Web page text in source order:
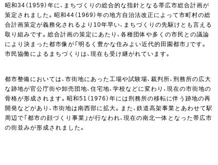
昭和34（1959）年に、まちづくりの総合的な指針となる帯広市総合計画が
策定されました。昭和44（1969）年の地方自治法改正によって市町村の総
合計画策定が義務化されるより10年早い、まちづくりの先駆けとも言える
取り組みです。総合計画の策定にあたり、各種団体や多くの市民との議論
により決まった都市像が「明るく豊かな住みよい近代的田園都市」です。
市民協働によるまちづくりは、現在も受け継がれています。
都市整備においては、市街地にあった工場や試験場、裁判所、刑務所の広大
な跡地が官公庁街や卸売団地、住宅地、学校などに変わり、現在の市街地の
骨格が形成されます。昭和51（1976）年には刑務所の移転に伴う跡地の再
開発などがあり、市街地は南西部に拡大。また、鉄道高架事業とあわせて駅
周辺で「都市の顔づくり事業」が行なわれ、現在の南北一体となった帯広市
の街並みが形成されました。